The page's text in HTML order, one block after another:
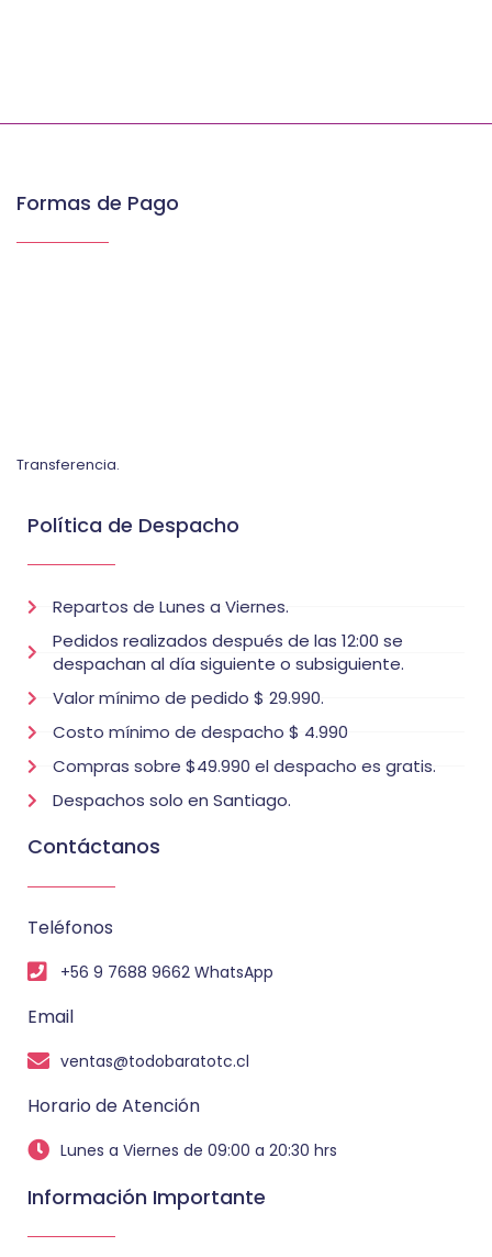
Formas de Pago
Transferencia.
Política de Despacho
Repartos de Lunes a Viernes.
Pedidos realizados después de las 12:00 se
despachan al día siguiente o subsiguiente.
Valor mínimo de pedido $ 29.990.
Costo mínimo de despacho $ 4.990
Compras sobre $49.990 el despacho es gratis.
Despachos solo en Santiago.
Contáctanos
Teléfonos
+56 9 7688 9662 WhatsApp
Email
ventas@todobaratotc.cl
Horario de Atención
Lunes a Viernes de 09:00 a 20:30 hrs
Información Importante